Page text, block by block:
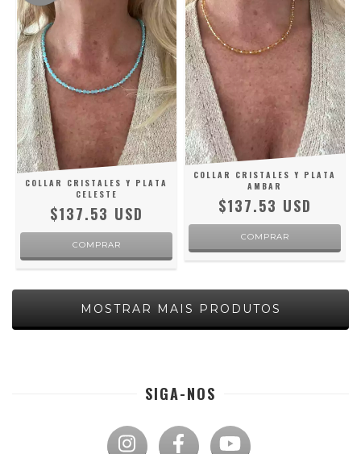
COLLAR CRISTALES Y PLATA
CELESTE
$137.53 USD
COLLAR CRISTALES Y PLATA
AMBAR
$137.53 USD
MOSTRAR MAIS PRODUTOS
SIGA-NOS